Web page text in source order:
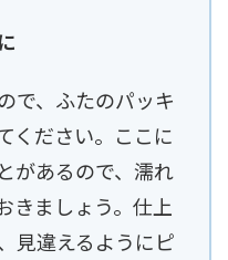
で、ふたのパッキ
ください。ここに
があるので、濡れ
きましょう。仕上
見違えるようにピ